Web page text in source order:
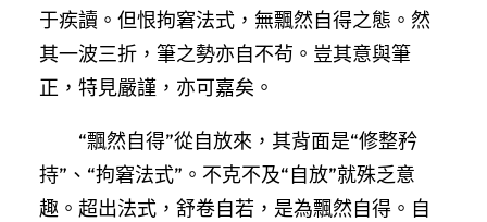
于疾讀。但恨拘窘法式，無飄然自得之態。然
其一波三折，筆之勢亦自不茍。豈其意與筆
正，特見嚴謹，亦可嘉矣。
“飄然自得”從自放來，其背面是“修整矜
持”、“拘窘法式”。不克不及“自放”就殊乏意
趣。超出法式，舒卷自若，是為飄然自得。自